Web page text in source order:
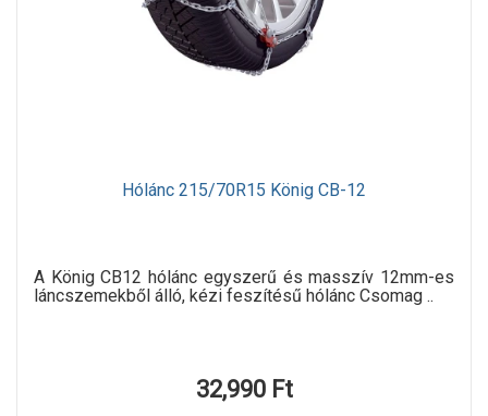
Hólánc 215/70R15 König CB-12
A König CB12 hólánc egyszerű és masszív 12mm-es
láncszemekből álló, kézi feszítésű hólánc Csomag ..
32,990 Ft